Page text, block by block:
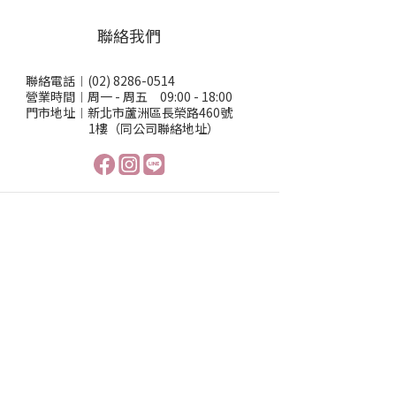
聯絡我們
聯絡電話︱(02) 8286-0514
營業時間︱周一 - 周五 09:00 - 18:00
門市地址︱新北市蘆洲區長榮路460號
1樓（同公司聯絡地址）